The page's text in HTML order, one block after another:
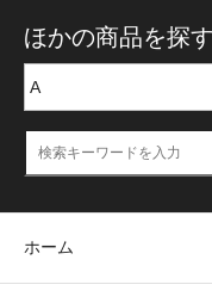
ほかの商品を探す
ホーム